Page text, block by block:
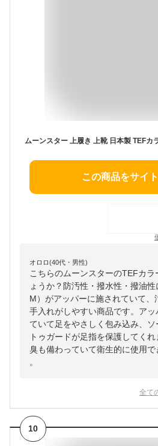
この商品をサイ
オロロ(40代・男性)
こちらのムーンスターのTEFカラ
ょうか？防汚性・撥水性・撥油
M）がアッパーに施されていて、
手入れがしやすい商品です。ア
ていて足をやさしく包み込み、
トゥガードが足指を保護してく
臭も備わっていて衛生的に使用
。
全て
10